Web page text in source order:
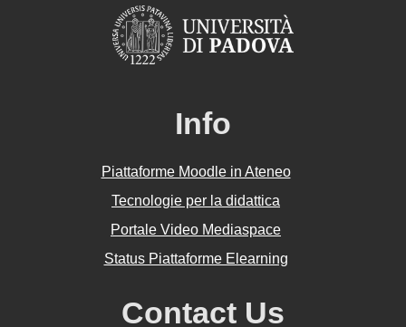
Info
Piattaforme Moodle in Ateneo
Tecnologie per la didattica
Portale Video Mediaspace
Status Piattaforme Elearning
Contact Us